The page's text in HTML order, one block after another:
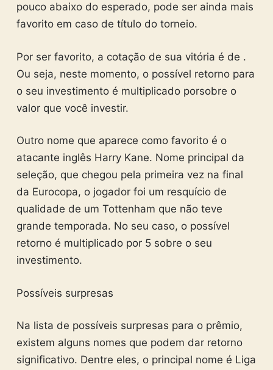
pouco abaixo do esperado, pode ser ainda mais
favorito em caso de título do torneio.
Por ser favorito, a cotação de sua vitória é de .
Ou seja, neste momento, o possível retorno para
o seu investimento é multiplicado porsobre o
valor que você investir.
Outro nome que aparece como favorito é o
atacante inglês Harry Kane. Nome principal da
seleção, que chegou pela primeira vez na final
da Eurocopa, o jogador foi um resquício de
qualidade de um Tottenham que não teve
grande temporada. No seu caso, o possível
retorno é multiplicado por 5 sobre o seu
investimento.
Possíveis surpresas
Na lista de possíveis surpresas para o prêmio,
existem alguns nomes que podem dar retorno
significativo. Dentre eles, o principal nome é Liga